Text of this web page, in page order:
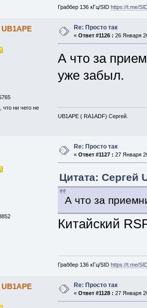
Граббер 136 кГц/SID https://t.me/
что ни чего не
Re: Просто так
« Ответ #1126 : 26 Января
А что за
уже забыл.
UB1APE ( RA1ADF) Сергей.
Re: Просто так
« Ответ #1127 : 27 Января
Цитата: Сергей
А что за
Китайский
Граббер 136 кГц/SID https://t.me/
Re: Просто так
« Ответ #1128 : 27 Января